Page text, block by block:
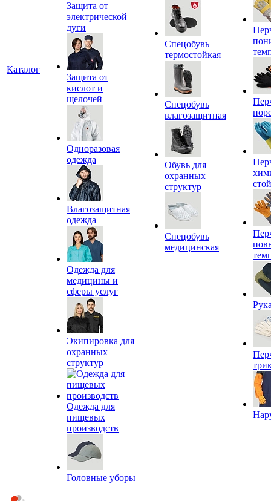
Каталог
Защита от
электрической
дуги
Защита от
кислот и
щелочей
Одноразовая
одежда
Влагозащитная
одежда
Одежда для
медицины и
сферы услуг
Экипировка для
охранных
структур
Одежда для
пищевых
производств
Головные уборы
Спецобувь
термостойкая
Спецобувь
влагозащитная
Обувь для
охранных
структур
Спецобувь
медицинская